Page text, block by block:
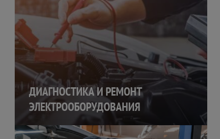
ДИАГНОСТИКА И РЕМОНТ
ЭЛЕКТРООБОРУДОВАНИЯ